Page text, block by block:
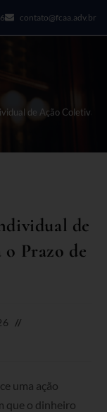
contato@fcaa.adv.br
de Ação Coletiva:
de
Prazo de
uma ação
que o dinheiro